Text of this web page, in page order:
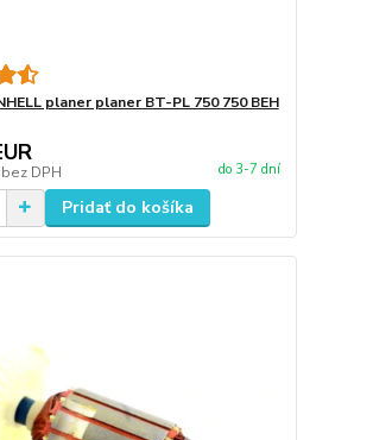
planer planer BT-PL 750 750 BEH
bez DPH do 3-7 dní
Pridať do košíka